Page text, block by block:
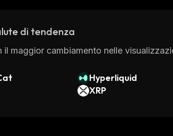
di tendenza
il maggior cambiamento nelle
Hyperliquid
XRP